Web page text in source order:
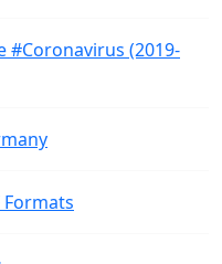
(2019-
Formats